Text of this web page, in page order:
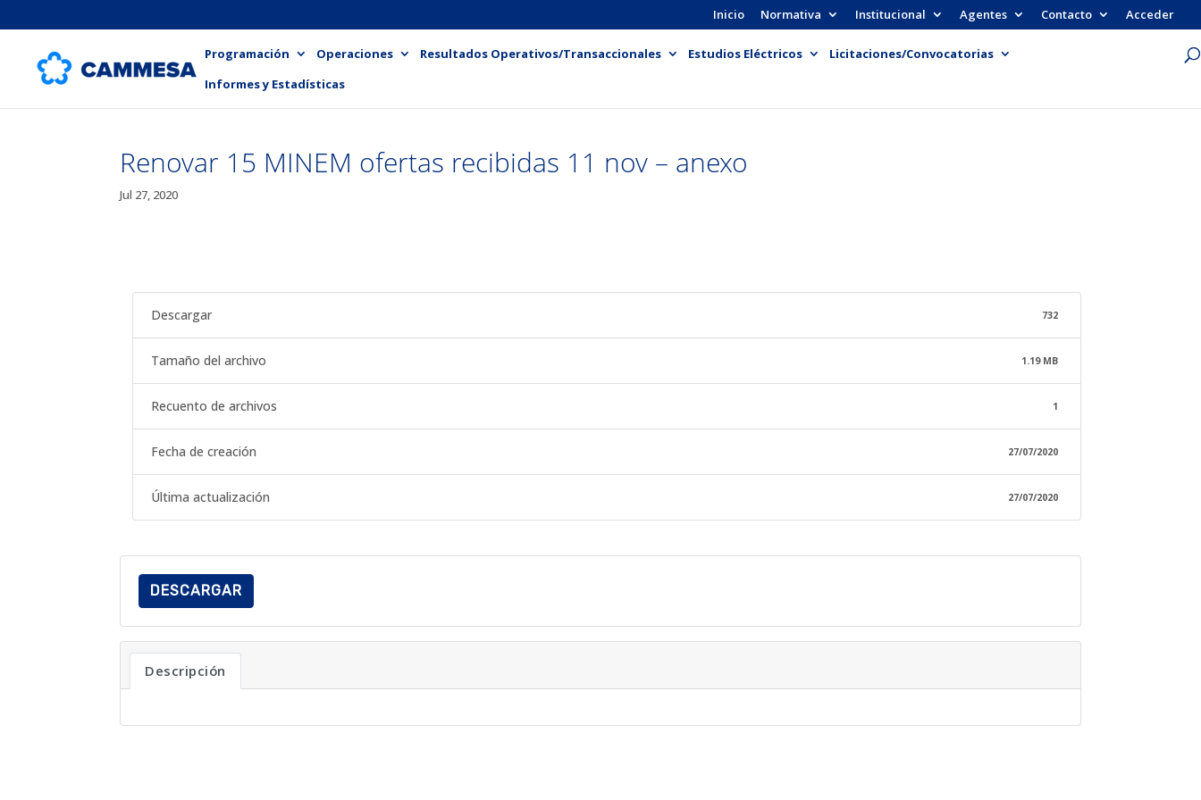
Inicio Normativa Institucional Agentes Contacto Acceder
Programación Operaciones Resultados Operativos/Transaccionales Estudios Eléctricos
Licitaciones/Convocatorias
Informes y Estadísticas
Renovar 15 MINEM ofertas recibidas 11 nov – anexo
Jul 27, 2020
Descargar 732
Tamaño del archivo 1.19 MB
Recuento de archivos 1
Fecha de creación 27/07/2020
Última actualización 27/07/2020
DESCARGAR
Descripción